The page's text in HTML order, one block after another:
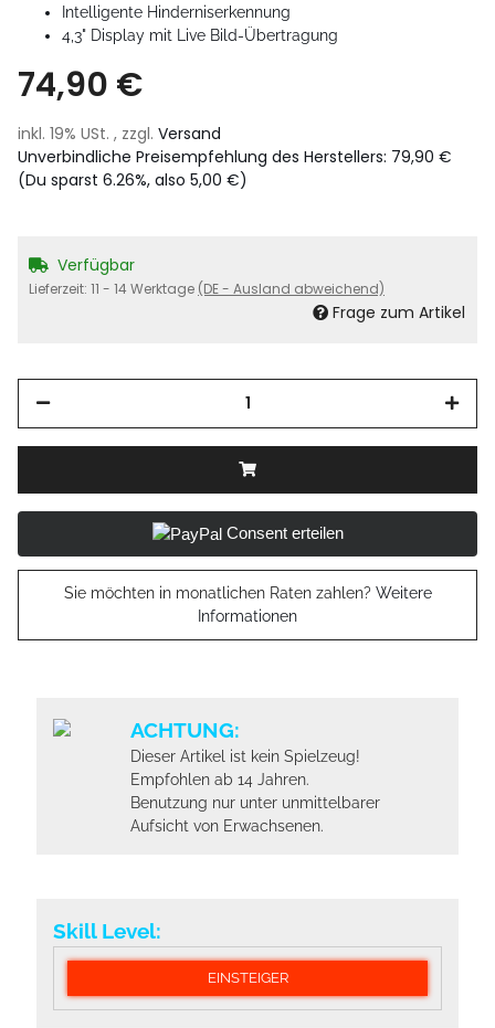
Intelligente Hinderniserkennung
4,3" Display mit Live Bild-Übertragung
74,90 €
inkl. 19% USt. , zzgl. Versand
Unverbindliche Preisempfehlung des Herstellers: 79,90 €
(Du sparst 6.26%, also 5,00 €)
Verfügbar
Lieferzeit: 11 - 14 Werktage (DE - Ausland abweichend)
Frage zum Artikel
Consent erteilen
Sie möchten in monatlichen Raten zahlen? Weitere
Informationen
ACHTUNG:
Dieser Artikel ist kein Spielzeug!
Empfohlen ab 14 Jahren.
Benutzung nur unter unmittelbarer
Aufsicht von Erwachsenen.
Skill Level:
EINSTEIGER